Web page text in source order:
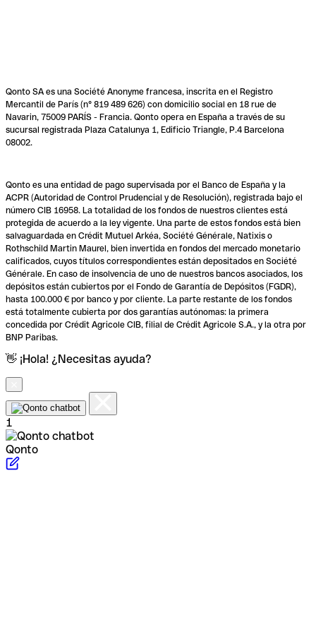
Qonto SA es una Société Anonyme francesa, inscrita en el Registro
Mercantil de París (n° 819 489 626) con domicilio social en 18 rue de
Navarin, 75009 PARÍS - Francia. Qonto opera en España a través de su
sucursal registrada Plaza Catalunya 1, Edificio Triangle, P.4 Barcelona
08002.
Qonto es una entidad de pago supervisada por el Banco de España y la
ACPR (Autoridad de Control Prudencial y de Resolución), registrada bajo el
número CIB 16958. La totalidad de los fondos de nuestros clientes está
protegida de acuerdo a la ley vigente. Una parte de estos fondos está bien
salvaguardada en Crédit Mutuel Arkéa, Société Générale, Natixis o
Rothschild Martin Maurel, bien invertida en fondos del mercado monetario
calificados, cuyos títulos correspondientes están depositados en Société
Générale. En caso de insolvencia de uno de nuestros bancos asociados, los
depósitos están cubiertos por el Fondo de Garantía de Depósitos (FGDR),
hasta 100.000 € por banco y por cliente. La parte restante de los fondos
está totalmente cubierta por dos garantías autónomas: la primera
concedida por Crédit Agricole CIB, filial de Crédit Agricole S.A., y la otra por
BNP Paribas.
👋 ¡Hola! ¿Necesitas ayuda?
1
Qonto